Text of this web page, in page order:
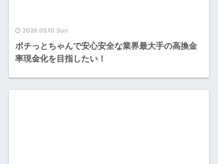
2026.05.10 Sun
ポチっとちゃんで安心安全な業界最大手の高換金
率現金化を目指したい！